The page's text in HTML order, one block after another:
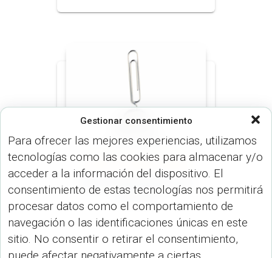
Gestionar consentimiento
Para ofrecer las mejores experiencias, utilizamos
tecnologías como las cookies para almacenar y/o
acceder a la información del dispositivo. El
consentimiento de estas tecnologías nos permitirá
procesar datos como el comportamiento de
navegación o las identificaciones únicas en este
sitio. No consentir o retirar el consentimiento,
ARTÍCULOS OFICINA (OFICINA)
Clip Portamensajes Car
ML-228